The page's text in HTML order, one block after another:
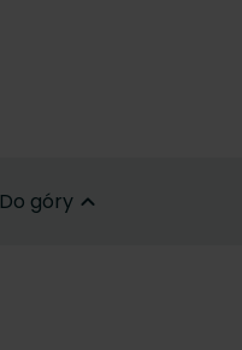
Do góry